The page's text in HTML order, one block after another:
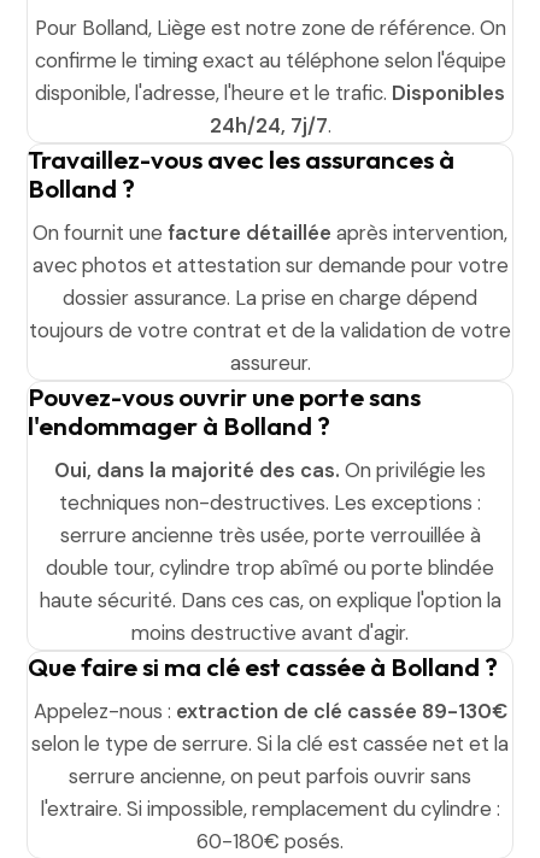
Pour Bolland, Liège est notre zone de référence. On
confirme le timing exact au téléphone selon l'équipe
disponible, l'adresse, l'heure et le trafic. Disponibles
24h/24, 7j/7.
Travaillez-vous avec les assurances à
Bolland ?
On fournit une facture détaillée après intervention,
avec photos et attestation sur demande pour votre
dossier assurance. La prise en charge dépend
toujours de votre contrat et de la validation de votre
assureur.
Pouvez-vous ouvrir une porte sans
l'endommager à Bolland ?
Oui, dans la majorité des cas. On privilégie les
techniques non-destructives. Les exceptions :
serrure ancienne très usée, porte verrouillée à
double tour, cylindre trop abîmé ou porte blindée
haute sécurité. Dans ces cas, on explique l'option la
moins destructive avant d'agir.
Que faire si ma clé est cassée à Bolland ?
Appelez-nous : extraction de clé cassée 89-130€
selon le type de serrure. Si la clé est cassée net et la
serrure ancienne, on peut parfois ouvrir sans
l'extraire. Si impossible, remplacement du cylindre :
60-180€ posés.